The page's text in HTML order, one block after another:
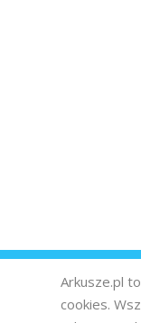
Arkusze.pl
cookies.